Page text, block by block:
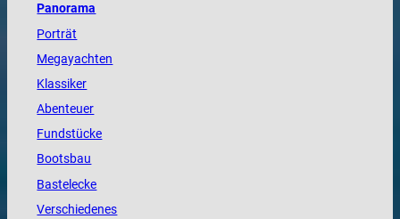
Panorama
Porträt
Megayachten
Klassiker
Abenteuer
Fundstücke
Bootsbau
Bastelecke
Verschiedenes